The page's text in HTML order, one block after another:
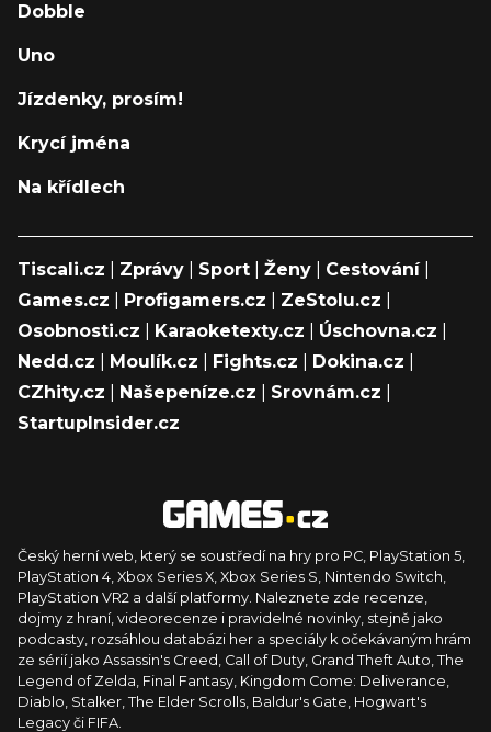
Dobble
Uno
Jízdenky, prosím!
Krycí jména
Na křídlech
Tiscali.cz Zprávy Sport Ženy Cestování|
Games.cz
Profigamers.cz ZeStolu.cz
Osobnosti.cz
Karaoketexty.cz Úschovna.cz
Nedd.cz
Moulík.cz Fights.cz Dokina.cz
CZhity.cz
Našepeníze.cz Srovnám.cz
StartupInsider.cz
Český herní web, který se soustředí na hry pro PC, PlayStation 5,
PlayStation 4, Xbox Series X, Xbox Series S, Nintendo Switch,
PlayStation VR2 a další platformy. Naleznete zde recenze,
dojmy z hraní, videorecenze i pravidelné novinky, stejně jako
podcasty, rozsáhlou databázi her a speciály k očekávaným hrám
ze sérií jako Assassin's Creed, Call of Duty, Grand Theft Auto, The
Legend of Zelda, Final Fantasy, Kingdom Come: Deliverance,
Diablo, Stalker, The Elder Scrolls, Baldur's Gate, Hogwart's
Legacy či FIFA.